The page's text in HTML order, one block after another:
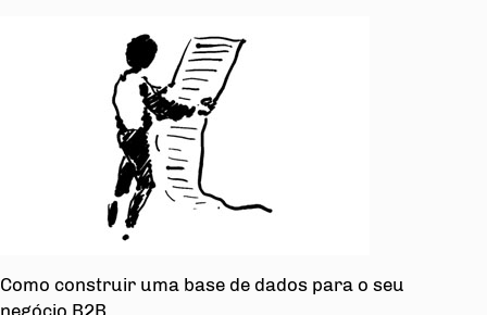
Como construir uma base de dados para o seu
negócio B2B